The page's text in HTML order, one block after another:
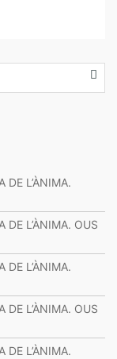
DE L’ÀNIMA.
DE L’ÀNIMA. OUS
DE L’ÀNIMA.
DE L’ÀNIMA. OUS
DE L’ÀNIMA.